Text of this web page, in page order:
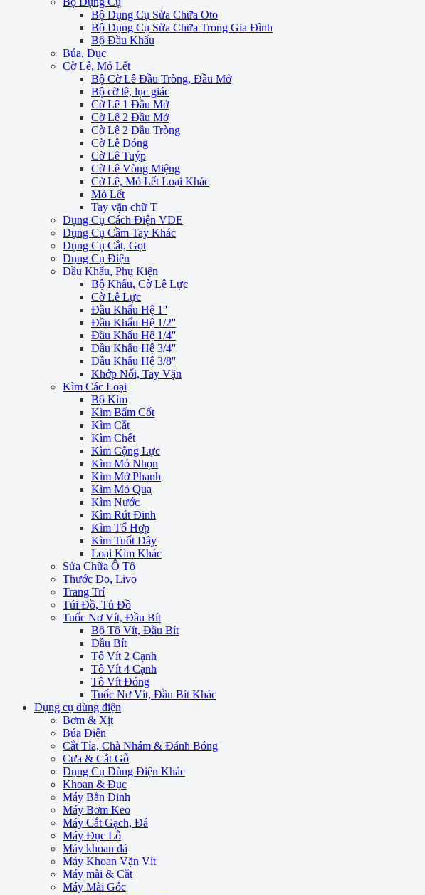
Bộ Dụng Cụ Sửa Chữa Oto
Bộ Dụng Cụ Sửa Chữa Trong Gia Đình
Bộ Đầu Khẩu
Búa, Đục
Cờ Lê, Mỏ Lết
Bộ Cờ Lê Đầu Tròng, Đầu Mở
Bộ cờ lê, lục giác
Cờ Lê 1 Đầu Mở
Cờ Lê 2 Đầu Mở
Cờ Lê 2 Đầu Tròng
Cờ Lê Đóng
Cờ Lê Tuýp
Cờ Lê Vòng Miệng
Cờ Lê, Mỏ Lết Loại Khác
Mỏ Lết
Tay vặn chữ T
Dụng Cụ Cách Điện VDE
Dụng Cụ Cầm Tay Khác
Dụng Cụ Cắt, Gọt
Dụng Cụ Điện
Đầu Khẩu, Phụ Kiện
Bộ Khẩu, Cờ Lê Lực
Cờ Lê Lực
Đầu Khẩu Hệ 1''
Đầu Khẩu Hệ 1/2''
Đầu Khẩu Hệ 1/4''
Đầu Khẩu Hệ 3/4''
Đầu Khẩu Hệ 3/8''
Khớp Nối, Tay Vặn
Kìm Các Loại
Bộ Kìm
Kìm Bấm Cốt
Kìm Cắt
Kìm Chết
Kìm Cộng Lực
Kìm Mỏ Nhọn
Kìm Mở Phanh
Kìm Mỏ Quạ
Kìm Nước
Kìm Rút Đinh
Kìm Tổ Hợp
Kìm Tuốt Dây
Loại Kìm Khác
Sửa Chữa Ô Tô
Thước Đo, Livo
Trang Trí
Túi Đồ, Tủ Đồ
Tuốc Nơ Vít, Đầu Bít
Bộ Tô Vít, Đầu Bít
Đầu Bít
Tô Vít 2 Cạnh
Tô Vít 4 Cạnh
Tô Vít Đóng
Tuốc Nơ Vít, Đầu Bít Khác
Dụng cụ dùng điện
Bơm & Xịt
Búa Điện
Cắt Tỉa, Chà Nhám & Đánh Bóng
Cưa & Cắt Gỗ
Dụng Cụ Dùng Điện Khác
Khoan & Đục
Máy Bắn Đinh
Máy Bơm Keo
Máy Cắt Gạch, Đá
Máy Đục Lỗ
Máy khoan đá
Máy Khoan Vặn Vít
Máy mài & Cắt
Máy Mài Góc